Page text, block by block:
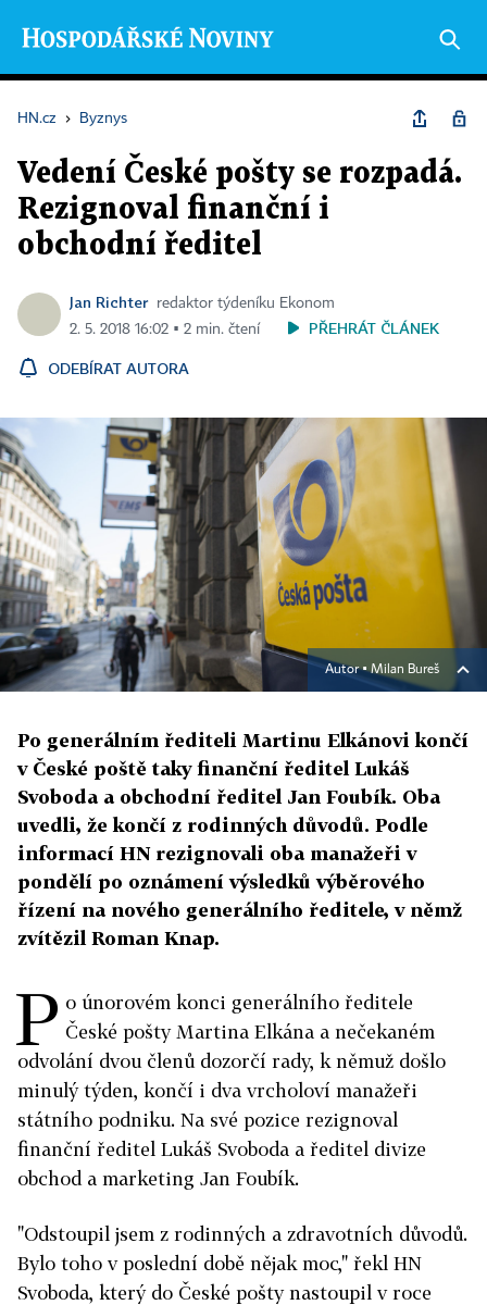
HN.cz › Byznys
Vedení České pošty se rozpadá.
Rezignoval finanční i
obchodní ředitel
Jan Richter
redaktor týdeníku Ekonom
2. 5. 2018 16:02 ▪ 2 min. čtení
PŘEHRÁT ČLÁNEK
ODEBÍRAT AUTORA
Autor ▪Milan Bureš
Po generálním řediteli Martinu Elkánovi končí
v České poště taky finanční ředitel Lukáš
Svoboda a obchodní ředitel Jan Foubík. Oba
uvedli, že končí z rodinných důvodů. Podle
informací HN rezignovali oba manažeři v
pondělí po oznámení výsledků výběrového
řízení na nového generálního ředitele, v němž
zvítězil Roman Knap.
P o únorovém konci generálního ředitele
České pošty Martina Elkána a nečekaném
odvolání dvou členů dozorčí rady, k němuž došlo
minulý týden, končí i dva vrcholoví manažeři
státního podniku. Na své pozice rezignoval
finanční ředitel Lukáš Svoboda a ředitel divize
obchod a marketing Jan Foubík.
"Odstoupil jsem z rodinných a zdravotních důvodů.
Bylo toho v poslední době nějak moc," řekl HN
Svoboda, který do České pošty nastoupil v roce